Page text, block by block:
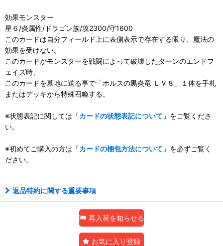
効果モンスター
星６/炎属性/ドラゴン族/攻2300/守1600
このカードは自分フィールド上に表側表示で存在する限り、魔法の
効果を受けない。
このカードがモンスターを戦闘によって破壊したターンのエンドフ
ェイズ時、
このカードを墓地に送る事で「ホルスの黒炎竜 ＬＶ８」１体を手札
またはデッキから特殊召喚する。
※状態表記に関しては「カードの状態表記について 」をご覧くださ
い。
※初めてご購入の方は「カードの梱包方法について 」を必ずご覧く
ださい。
返品特約に関する重要事項
再入荷を知らせる
お気に入り登録